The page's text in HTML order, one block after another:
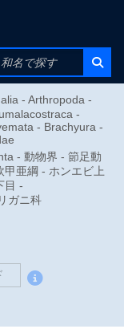
- Arthropoda -
-
- Brachyura -
- 動物界 - 節足動
亜綱 - ホンエビ上
目 -
ガニ科